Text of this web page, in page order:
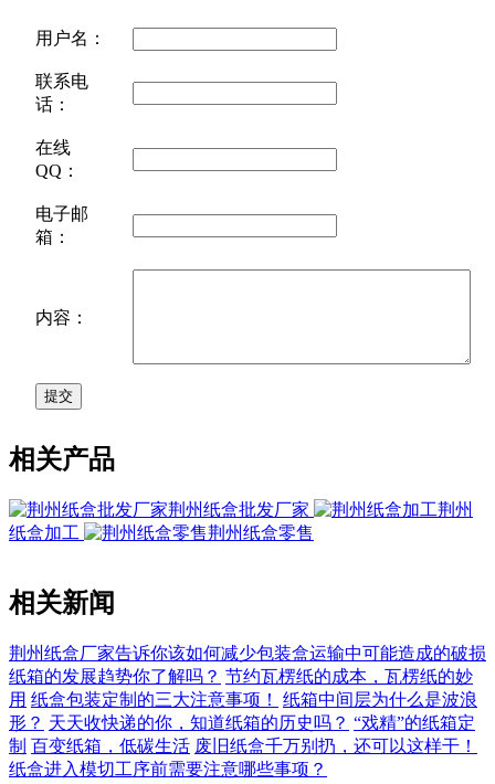
用户名：
联系电
话：
在线
QQ：
电子邮
箱：
内容：
相关产品
荆州纸盒批发厂家
荆州
纸盒加工
荆州纸盒零售
相关新闻
荆州纸盒厂家告诉你该如何减少包装盒运输中可能造成的破损
纸箱的发展趋势你了解吗？ 节约瓦楞纸的成本，瓦楞纸的妙
用 纸盒包装定制的三大注意事项！
纸箱中间层为什么是波浪
形？ 天天收快递的你，知道纸箱的历史吗？ “戏精”的纸箱定
制 百变纸箱，低碳生活 废旧纸盒千万别扔，还可以这样干！
纸盒进入模切工序前需要注意哪些事项？